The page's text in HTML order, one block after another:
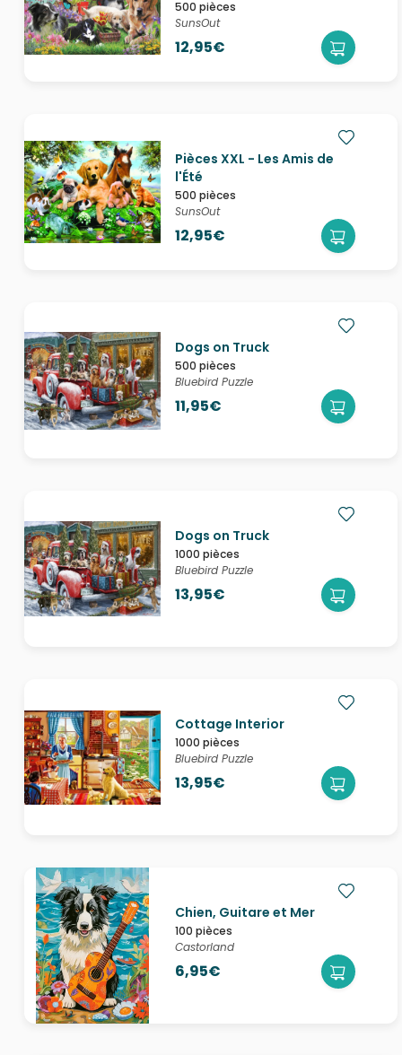
500 pièces
SunsOut
12,95€
Pièces XXL - Les Amis de
l'Été
500 pièces
SunsOut
12,95€
Dogs on Truck
500 pièces
Bluebird Puzzle
11,95€
Dogs on Truck
1000 pièces
Bluebird Puzzle
13,95€
Cottage Interior
1000 pièces
Bluebird Puzzle
13,95€
Chien, Guitare et Mer
100 pièces
Castorland
6,95€